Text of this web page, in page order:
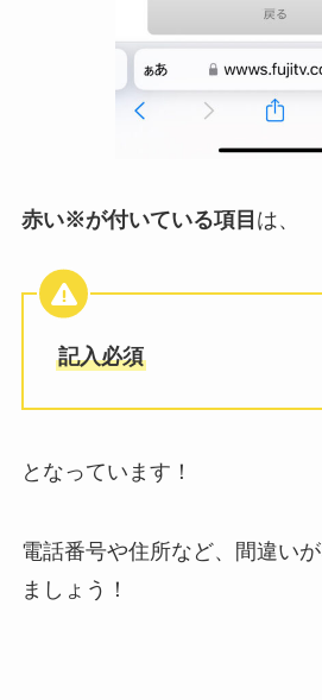
赤い※が付いている項目 は、
記入必須
となっています！
電話番号や住所など、間違い
ましょう！